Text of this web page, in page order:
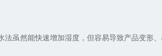
虽然能快速增加湿度，但容易导致产品变形、